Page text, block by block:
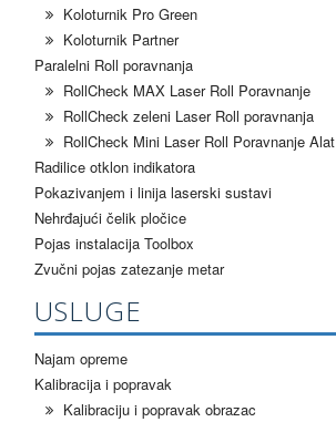
Koloturnik Pro Green
Koloturnik Partner
Paralelni Roll poravnanja
RollCheck MAX Laser Roll Poravnanje
RollCheck zeleni Laser Roll poravnanja
RollCheck Mini Laser Roll Poravnanje Alat
Radilice otklon indikatora
Pokazivanjem i linija laserski sustavi
Nehrđajući čelik pločice
Pojas instalacija Toolbox
Zvučni pojas zatezanje metar
USLUGE
Najam opreme
Kalibracija i popravak
Kalibraciju i popravak obrazac